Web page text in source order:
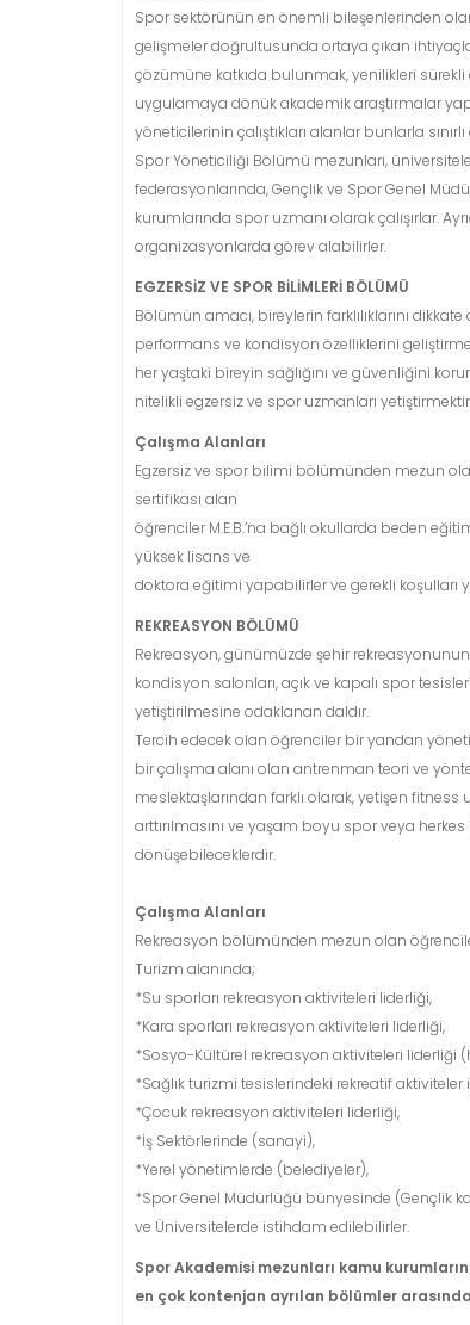
Spor sektörünün en önemli bileşenlerinden
gelişmeler doğrultusunda ortaya çıkan
çözümüne katkıda bulunmak, yenilikleri
uygulamaya dönük akademik araştırmalar
yöneticilerinin çalıştıkları alanlar bunlarla
Spor Yöneticiliği Bölümü mezunları,
federasyonlarında, Gençlik ve Spor Genel
kurumlarında spor uzmanı olarak çalışırlar.
organizasyonlarda görev alabilirler.
EGZERSİZ VE SPOR BİLİMLERİ BÖLÜMÜ
Bölümün amacı, bireylerin farklılıklarını
performans ve kondisyon özelliklerini
her yaştaki bireyin sağlığını ve güvenliğini
nitelikli egzersiz ve spor uzmanları
Çalışma Alanları
Egzersiz ve spor bilimi bölümünden mezun
sertifikası alan
öğrenciler M.E.B.’na bağlı okullarda beden
yüksek lisans ve
doktora eğitimi yapabilirler ve gerekli koşulları
REKREASYON BÖLÜMÜ
Rekreasyon, günümüzde şehir
kondisyon salonları, açık ve kapalı spor
yetiştirilmesine odaklanan daldır.
Tercih edecek olan öğrenciler bir yandan
bir çalışma alanı olan antrenman teori ve
meslektaşlarından farklı olarak, yetişen fitness
arttırılmasını ve yaşam boyu spor veya
dönüşebileceklerdir.
Çalışma Alanları
Rekreasyon bölümünden mezun olan
Turizm alanında;
*Su sporları rekreasyon aktiviteleri liderliği,
*Kara sporları rekreasyon aktiviteleri liderliği,
*Sosyo-Kültürel rekreasyon aktiviteleri liderliği
*Sağlık turizmi tesislerindeki rekreatif aktiviteler
*Çocuk rekreasyon aktiviteleri liderliği,
*İş Sektörlerinde (sanayi),
*Yerel yönetimlerde (belediyeler),
*Spor Genel Müdürlüğü bünyesinde (Gençlik
ve Üniversitelerde istihdam edilebilirler.
Spor Akademisi mezunları kamu
en çok kontenjan ayrılan bölümler